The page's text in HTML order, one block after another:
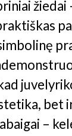
žiedai
bet
–